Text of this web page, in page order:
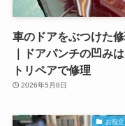
車のドアをぶつけた
｜ドアパンチの凹み
トリペアで修理
2026年5月8日
お役